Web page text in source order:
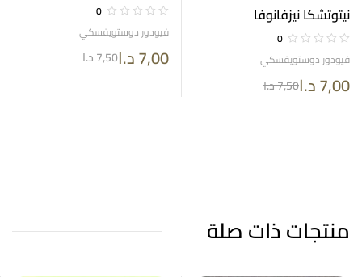
نيتوتشكا نيزفانوفا
0
فيودور دوستويفسكي
7,50د.ا 7,00د.ا
0
فيودور دوستويفسكي
7,50د.ا 7,00د.ا
منتجات ذات صلة